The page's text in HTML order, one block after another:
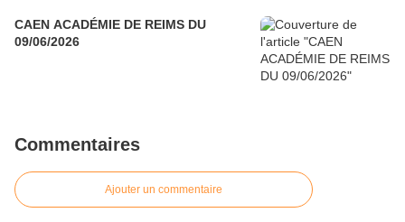
CAEN ACADÉMIE DE REIMS DU
09/06/2026
Commentaires
Ajouter un commentaire